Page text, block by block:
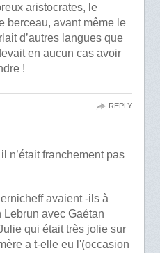
aristocrates, le
berceau, avant même le
d’autres langues que
en aucun cas avoir
!
n’était franchement pas
avaient -ils à
Lebrun avec Gaétan
qui était très jolie sur
a t-elle eu l'(occasion
REPLY